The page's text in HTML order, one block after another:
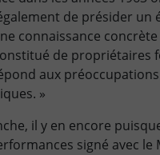
de présider
connaissance
de propriétaires
aux
»
il y en encore
signé avec